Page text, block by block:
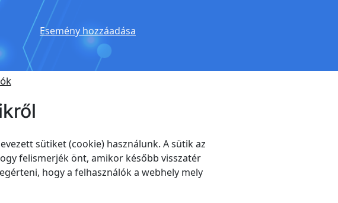
Esemény hozzáadása
sütiket (cookie) használunk. A sütik az
felismerjék önt, amikor később visszatér
hogy a felhasználók a webhely mely